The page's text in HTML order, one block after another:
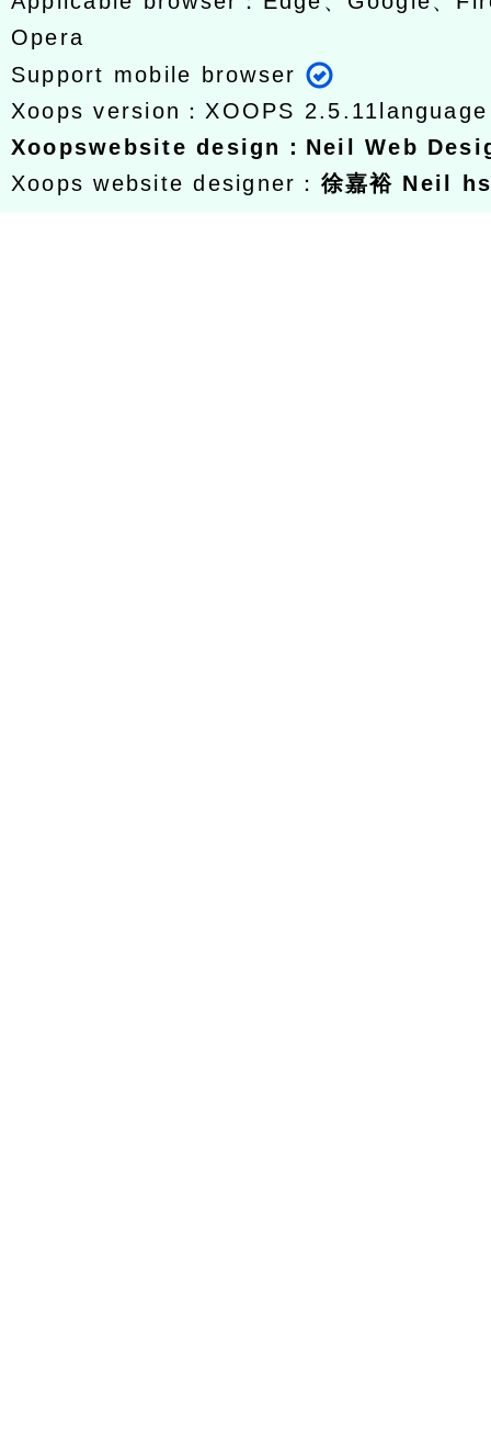
Opera
Support mobile browser
Xoops version： XOOPS 2.5.11
Xoopswebsite design ： Neil Web
Xoops website designer： 徐嘉裕 Neil